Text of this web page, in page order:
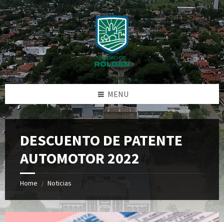
Skip
to
content
Skip
to
left
sidebar
Skip
to
right
sidebar
Skip
to
footer
MENU
DESCUENTO DE PATENTE
AUTOMOTOR 2022
Home / Noticias